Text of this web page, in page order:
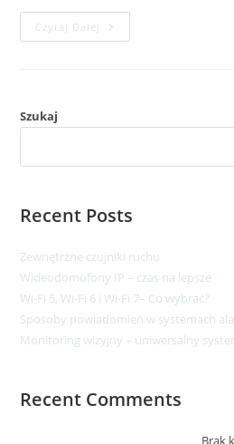
Czytaj Dalej
Szukaj
Recent Posts
Zewnętrzne czujniki ruchu
Wideodomofony IP – czas na lepsze​
Wi-Fi 5, Wi-Fi 6 i Wi-Fi 7– Co wybrać?
Sposoby powiadomień w systemach
Monitoring wizyjny – uniwersalny
Recent Comments
Brak